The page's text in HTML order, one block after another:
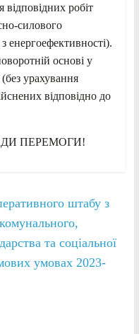
відповідних робіт
силового
енергоефективності).
основі у
(без урахування
відповідно до
ПЕРЕМОГИ!
штабу з
та соціальної
умовах 2023-